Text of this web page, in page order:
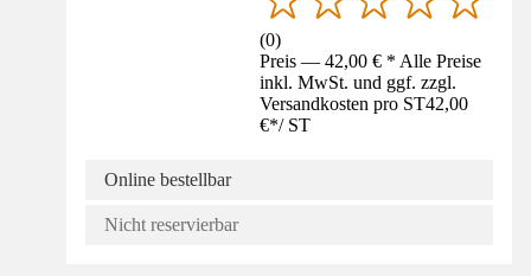
(0)
Preis — 42,00 € * Alle Preise
inkl. MwSt. und ggf. zzgl.
Versandkosten pro ST42,00
€*/ ST
Online bestellbar
Nicht reservierbar